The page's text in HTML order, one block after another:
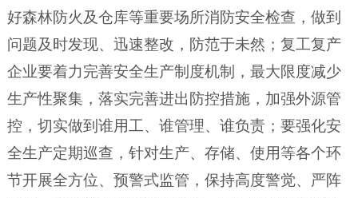
好森林防火及仓库等重要场所消防安全检查，做到
问题及时发现、迅速整改，防范于未然；复工复产
企业要着力完善安全生产制度机制，最大限度减少
生产性聚集，落实完善进出防控措施，加强外源管
控，切实做到谁用工、谁管理、谁负责；要强化安
全生产定期巡查，针对生产、存储、使用等各个环
节开展全方位、预警式监管，保持高度警觉、严阵